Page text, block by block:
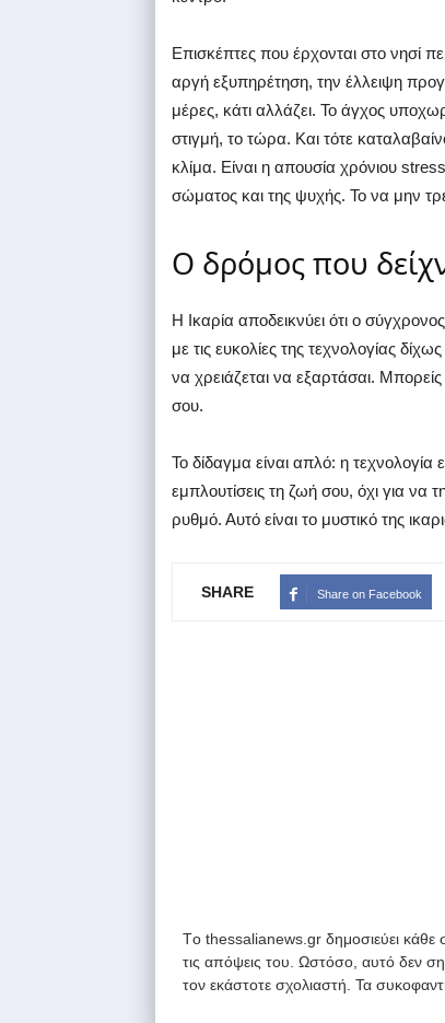
Επισκέπτες που έρχονται στο νησί
αργή εξυπηρέτηση, την έλλειψη
μέρες, κάτι αλλάζει. Το άγχος
στιγμή, το τώρα. Και τότε
κλίμα. Είναι η απουσία χρόνιου
σώματος και της ψυχής. Το να μην
Ο δρόμος που
Η Ικαρία αποδεικνύει ότι ο
με τις ευκολίες της τεχνολογίας
να χρειάζεται να εξαρτάσαι.
σου.
Το δίδαγμα είναι απλό: η τεχνολογία
εμπλουτίσεις τη ζωή σου, όχι για να
ρυθμό. Αυτό είναι το μυστικό της
SHARE Share on Facebook
Tο thessalianews.gr δημοσιεύει κάθε
τις απόψεις του. Ωστόσο, αυτό δεν
τον εκάστοτε σχολιαστή. Τα